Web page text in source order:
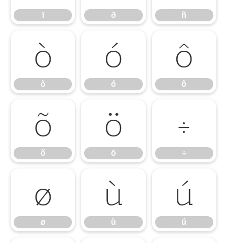
ï ð ñ
ò
ò
ó
ó
ô
ô
õ
õ
ö
ö
÷
÷
ø
ø
ù
ù
ú
ú